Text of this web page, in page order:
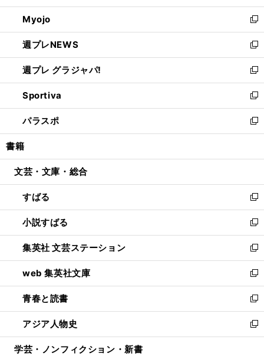
開
く
ウ
で
開
く
ン
ド
ウ
で
開
く
ウ
ィ
ン
ド
ウ
で
開
く
Myojo
新
し
い
ウ
ィ
ン
ド
ウ
で
開
週プレNEWS
新
し
い
ウ
ィ
ン
ド
ウ
開
週プレ グラジャパ!
新
し
い
ウ
ィ
ン
ウ
開
く
Sportiva
新
し
い
ウ
ン
ウ
で
開
く
パラスポ
新
し
ウ
ン
ド
ウ
で
開
く
書籍
文芸・文庫・総合
すばる
新
し
い
ウ
ィ
ン
ド
ウ
で
開
く
小説すばる
新
し
い
ウ
ィ
ン
ド
ウ
で
開
集英社 文芸ステーション
新
し
い
ウ
ィ
ン
ド
ウ
web 集英社文庫
新
し
い
ウ
ィ
ン
青春と読書
新
し
い
ウ
アジア人物史
新
し
学芸・ノンフィクション・新書